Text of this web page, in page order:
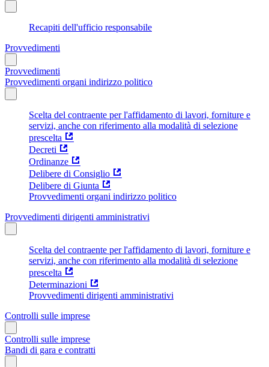
Recapiti dell'ufficio responsabile
Provvedimenti
Provvedimenti
Provvedimenti organi indirizzo politico
Scelta del contraente per l'affidamento di lavori, forniture e
servizi, anche con riferimento alla modalità di selezione
prescelta
Decreti
Ordinanze
Delibere di Consiglio
Delibere di Giunta
Provvedimenti organi indirizzo politico
Provvedimenti dirigenti amministrativi
Scelta del contraente per l'affidamento di lavori, forniture e
servizi, anche con riferimento alla modalità di selezione
prescelta
Determinazioni
Provvedimenti dirigenti amministrativi
Controlli sulle imprese
Controlli sulle imprese
Bandi di gara e contratti